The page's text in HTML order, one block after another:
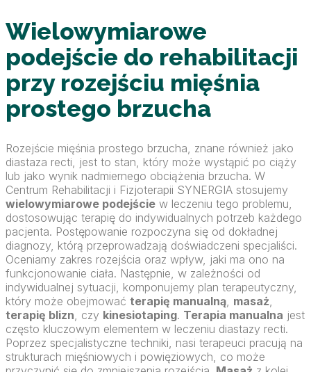
Wielowymiarowe
podejście do rehabilitacji
przy rozejściu mięśnia
prostego brzucha
Rozejście mięśnia prostego brzucha, znane również jako
diastaza recti, jest to stan, który może wystąpić po ciąży
lub jako wynik nadmiernego obciążenia brzucha. W
Centrum Rehabilitacji i Fizjoterapii SYNERGIA stosujemy
wielowymiarowe podejście w leczeniu tego problemu,
dostosowując terapię do indywidualnych potrzeb każdego
pacjenta. Postępowanie rozpoczyna się od dokładnej
diagnozy, którą przeprowadzają doświadczeni specjaliści.
Oceniamy zakres rozejścia oraz wpływ, jaki ma ono na
funkcjonowanie ciała. Następnie, w zależności od
indywidualnej sytuacji, komponujemy plan terapeutyczny,
który może obejmować terapię manualną masaż
terapię blizn , czy kinesiotaping. Terapia manualna jest
często kluczowym elementem w leczeniu diastazy recti.
Poprzez specjalistyczne techniki, nasi terapeuci pracują na
strukturach mięśniowych i powięziowych, co może